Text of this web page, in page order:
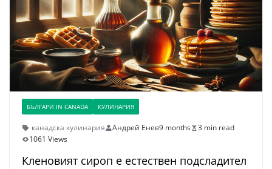
БЪЛГАРИ IN CANADA КУЛИНАРИЯ
канадска кулинария Андрей Енев9 months
3 min read
1061 Views
Кленовият сироп е естествен подсладител